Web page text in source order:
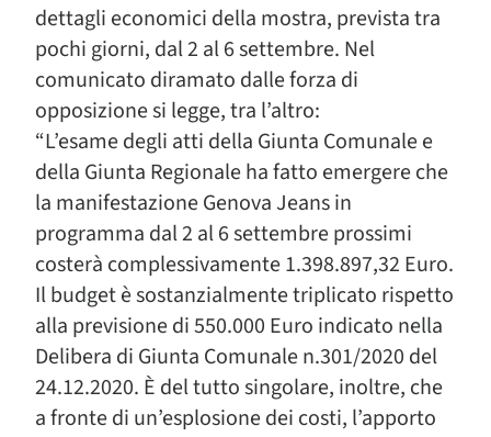
dettagli economici della mostra, prevista tra
pochi giorni, dal 2 al 6 settembre. Nel
comunicato diramato dalle forza di
opposizione si legge, tra l’altro:
“L’esame degli atti della Giunta Comunale e
della Giunta Regionale ha fatto emergere che
la manifestazione Genova Jeans in
programma dal 2 al 6 settembre prossimi
costerà complessivamente 1.398.897,32 Euro.
Il budget è sostanzialmente triplicato rispetto
alla previsione di 550.000 Euro indicato nella
Delibera di Giunta Comunale n.301/2020 del
24.12.2020. È del tutto singolare, inoltre, che
a fronte di un’esplosione dei costi, l’apporto